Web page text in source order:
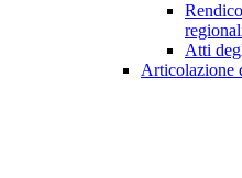
Atti
Articolazione